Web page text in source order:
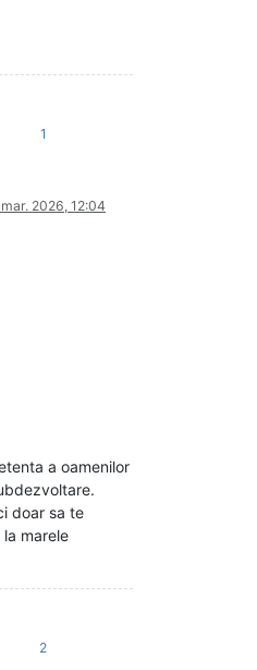
1
2026, 12:04
a oamenilor
doar sa te
marele
2